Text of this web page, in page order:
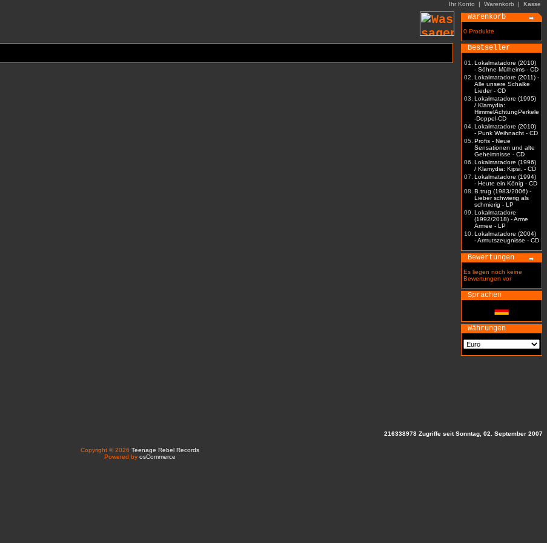
Ihr Konto | Warenkorb | Kasse
Warenkorb
0 Produkte
Bestseller
01.
Lokalmatadore (2010)
- Söhne Mülheims - CD
02. Lokalmatadore (2011) -
Alle unsere Schalke
Lieder - CD
03. Lokalmatadore (1995)
/ Klamydia:
HimmelAchtungPerkele
-Doppel-CD
04. Lokalmatadore (2010)
- Punk Weihnacht - CD
05. Profis - Neue
Sensationen und alte
Geheimnisse - CD
06. Lokalmatadore (1996)
/ Klamydia: Kipsi. - CD
07. Lokalmatadore (1994)
- Heute ein König - CD
08. B.trug (1983/2006) -
Lieber schwierig als
schmierig - LP
09. Lokalmatadore
(1992/2018) - Arme
Armee - LP
10. Lokalmatadore (2004)
- Armutszeugnisse - CD
Bewertungen
Es liegen noch keine
Bewertungen vor
Sprachen
Währungen
216338978 Zugriffe seit Sonntag, 02. September 2007
Copyright © 2026 Teenage Rebel Records
Powered by osCommerce